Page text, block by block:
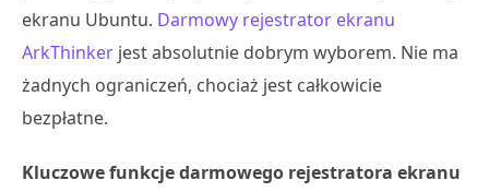
ekranu Ubuntu. Darmowy rejestrator ekranu
ArkThinker jest absolutnie dobrym wyborem. Nie ma
żadnych ograniczeń, chociaż jest całkowicie
bezpłatne.
Kluczowe funkcje darmowego rejestratora ekranu